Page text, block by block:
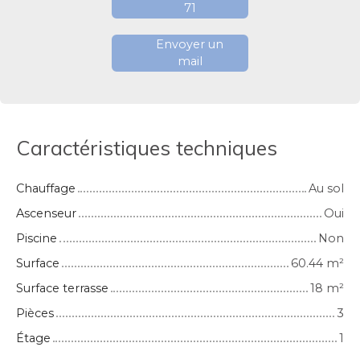
71
Envoyer un
mail
Caractéristiques techniques
Chauffage
Au sol
Ascenseur
Oui
Piscine
Non
Surface
60.44 m²
Surface terrasse
18 m²
Pièces
3
Étage
1